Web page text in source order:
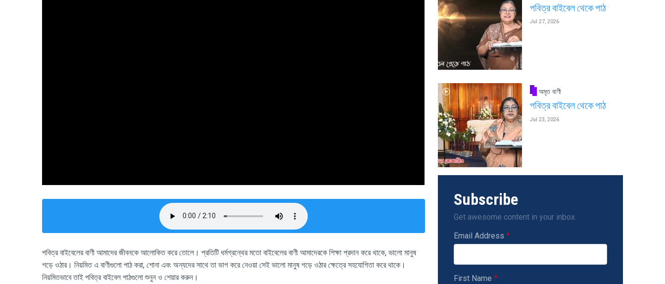
পবিত্র বাইবেলের বাণী আমাদের জীবনকে আলোকিত করে তোলে। প্রতিটি ধর্মগ্রন্থের মতো বাইবেলের বাণী আমাদেরকে শিক্ষা প্রদান করে থাকে, ভালো মানুষ
গড়ে ওঠার। নিয়মিত এ বাণীগুলো পাঠ করা, শোনা এবং অন্যদের সাথে তা ভাগ করে নেওয়া সেই ভালো মানুষ গড়ে ওঠার ক্ষেত্রে সহযোগিতা করে থাকে।
নিয়মিতভাবে তাই পবিত্র বাইবেল পাঠগুলো শুনুন ও শেয়ার করুন।
পবিত্র বাইবেল থেকে পাঠ
Jul 27, 2026
অমৃত বাণী
পবিত্র বাইবেল থেকে পাঠ
Jul 23, 2026
Subscribe
Get awesome content in your inbox.
Email Address
First Name